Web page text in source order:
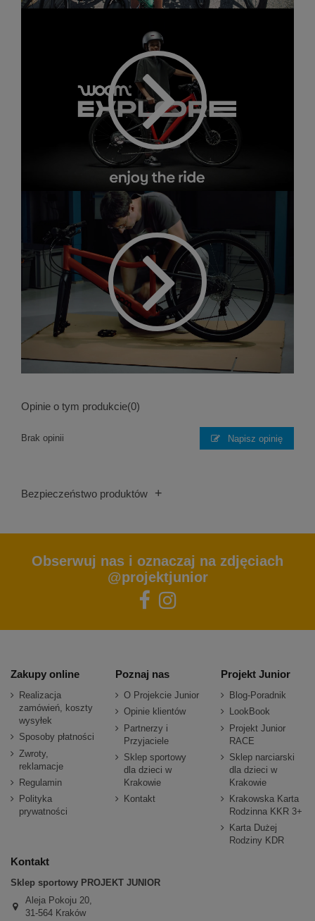
Opinie o tym produkcie(0)
Brak opinii Napisz opinię
Bezpieczeństwo produktów +
Obserwuj nas i oznaczaj na zdjęciach
@projektjunior
Zakupy online
Realizacja
zamówień, koszty
wysyłek
Sposoby płatności
Zwroty,
reklamacje
Regulamin
Polityka
prywatności
Poznaj nas
O Projekcie Junior
Opinie klientów
Partnerzy i
Przyjaciele
Sklep sportowy
dla dzieci w
Krakowie
Kontakt
Projekt Junior
Blog-Poradnik
LookBook
Projekt Junior
RACE
Sklep narciarski
dla dzieci w
Krakowie
Krakowska Karta
Rodzinna KKR 3+
Karta Dużej
Rodziny KDR
Kontakt
Sklep sportowy PROJEKT JUNIOR
Aleja Pokoju 20,
31-564 Kraków